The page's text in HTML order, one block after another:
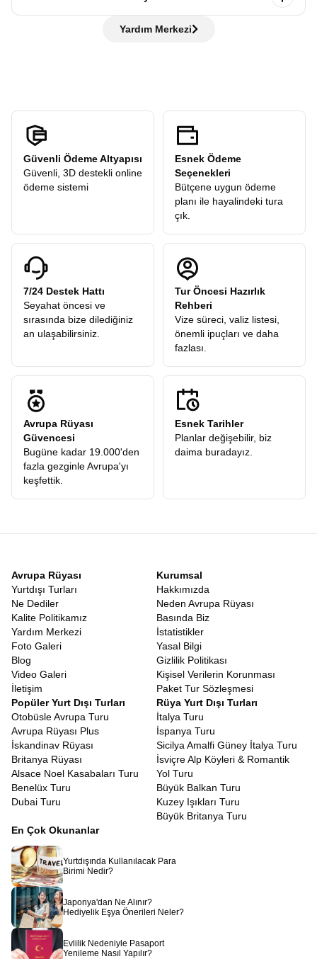
de hiç sorun değil rehberlerimiz her adımda yanınızda!
şehir turu gerçekleştirilir. Tarihi yerleri gezer, rehberimizden
“tüm ekstra turlar
anlayışıyla hareket eder ve sizden
Yardım Merkezi
Güvenli Ödeme Altyapısı
Güvenli, 3D destekli online
ödeme sistemi
Esnek Ödeme
Seçenekleri
Bütçene uygun ödeme
planı ile hayalindeki tura
çık.
7/24 Destek Hattı
Seyahat öncesi ve
sırasında bize dilediğiniz
an ulaşabilirsiniz.
Tur Öncesi Hazırlık
Rehberi
Vize süreci, valiz listesi,
önemli ipuçları ve daha
fazlası.
Avrupa Rüyası
Güvencesi
Bugüne kadar 19.000'den
fazla gezginle Avrupa'yı
keşfettik.
Esnek Tarihler
Planlar değişebilir, biz
daima buradayız.
Avrupa Rüyası
Yurtdışı Turları
Ne Dediler
Kalite Politikamız
Yardım Merkezi
Foto Galeri
Blog
Video Galeri
İletişim
Kurumsal
Hakkımızda
Neden Avrupa Rüyası
Basında Biz
İstatistikler
Yasal Bilgi
Gizlilik Politikası
Kişisel Verilerin Korunması
Paket Tur Sözleşmesi
Popüler Yurt Dışı Turları
Otobüsle Avrupa Turu
Avrupa Rüyası Plus
İskandinav Rüyası
Britanya Rüyası
Alsace Noel Kasabaları Turu
Benelüx Turu
Dubai Turu
Rüya Yurt Dışı Turları
İtalya Turu
İspanya Turu
Sicilya Amalfi Güney İtalya Turu
İsviçre Alp Köyleri & Romantik
Yol Turu
Büyük Balkan Turu
Kuzey Işıkları Turu
Büyük Britanya Turu
En Çok Okunanlar
Yurtdışında Kullanılacak Para
Birimi Nedir?
Japonya'dan Ne Alınır?
Hediyelik Eşya Önerileri Neler?
Evlilik Nedeniyle Pasaport
Yenileme Nasıl Yapılır?